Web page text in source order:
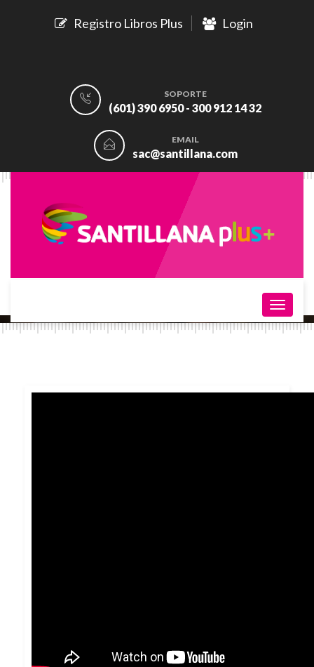
Registro Libros Plus Login
SOPORTE
(601) 390 6950 - 300 912 14 32
EMAIL
sac@santillana.com